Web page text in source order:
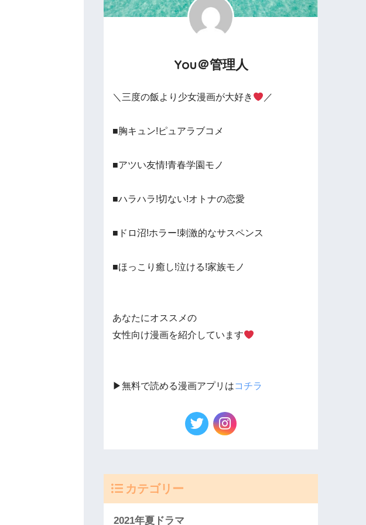
You＠管理人
＼三度の飯より少女漫画が大好き ／
■胸キュン!ピュアラブコメ
■アツい友情!青春学園モノ
■ハラハラ!切ない!オトナの恋愛
■ドロ沼!ホラー!刺激的なサスペンス
■ほっこり癒し!泣ける!家族モノ
あなたにオススメの
女性向け漫画を紹介しています
▶︎無料で読める漫画アプリはコチラ
カテゴリー
2021年夏ドラマ